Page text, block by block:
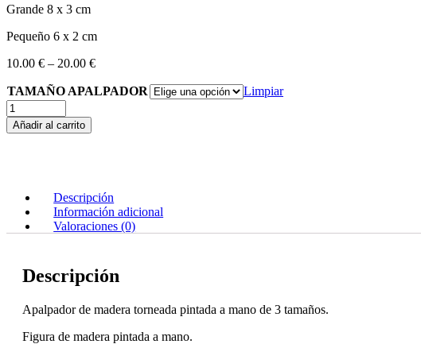
Grande 8 x 3 cm
Pequeño 6 x 2 cm
10.00 € – 20.00 €
TAMAÑO APALPADOR
Limpiar
Apalpador
de
madera
Añadir al carrito
Descripción
Información adicional
Valoraciones (0)
Descripción
Apalpador de madera torneada pintada a mano de 3 tamaños.
Figura de madera pintada a mano.